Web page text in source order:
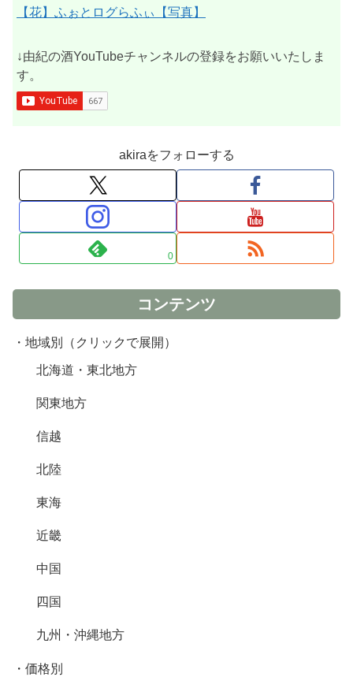
【花】ふぉとログらふぃ【写真】
↓由紀の酒YouTubeチャンネルの登録をお願いいたしま
す。
akiraをフォローする
0
コンテンツ
・地域別（クリックで展開）
北海道・東北地方
関東地方
信越
北陸
東海
近畿
中国
四国
九州・沖縄地方
・価格別